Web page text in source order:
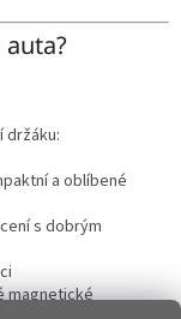
držáku:
a oblíbené
s dobrým
magnetické